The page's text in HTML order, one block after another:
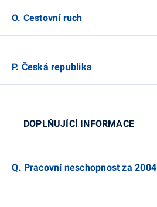
O. Cestovní ruch
P. Česká republika
DOPLŇUJÍCÍ INFORMACE
Q. Pracovní neschopnost za 2004